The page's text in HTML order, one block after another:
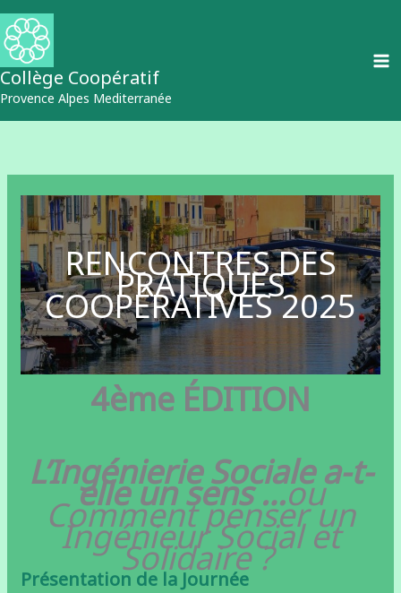
Aller
au
contenu
Collège Coopératif
Provence Alpes Mediterranée
RENCONTRES DES
PRATIQUES
COOPÉRATIVES 2025
4ème ÉDITION
L’Ingénierie Sociale a-t-
elle un sens …ou
Comment penser un
Ingénieur Social et
Solidaire ?
Présentation de la Journée